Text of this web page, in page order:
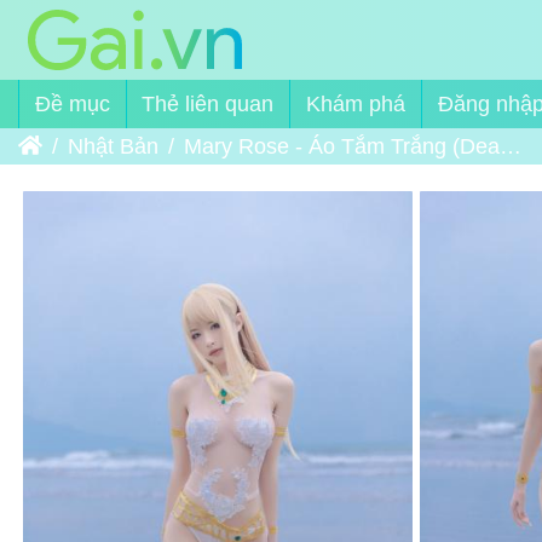
Đề mục Thẻ liên quan Khám phá
Đăng
Trang chủNhật Bản Mary Rose - Áo Tắm Trắng (Dead or Alive)